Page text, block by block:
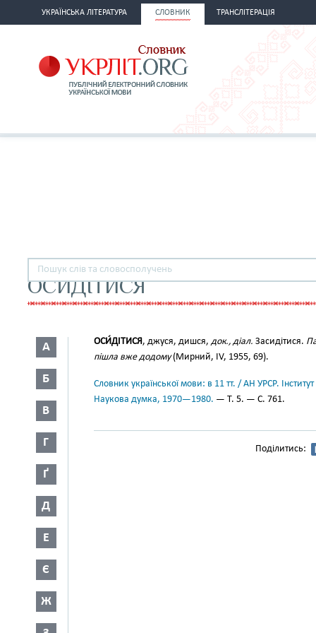
УКРАЇНСЬКА ЛІТЕРАТУРА СЛОВНИК ТРАНСЛІТЕРАЦІЯ
ОСИДІТИСЯ
А
Б
В
Г
Ґ
Д
Е
Є
Ж
ОСИ́ДІТИСЯ, джуся, дишся, док., діал. Засидітися.
пішла вже додому(Мирний, IV, 1955, 69).
Словник української мови: в 11 тт. / АН УРСР.
Наукова думка, 1970—1980. — Т. 5. — С. 761.
Поділитись: